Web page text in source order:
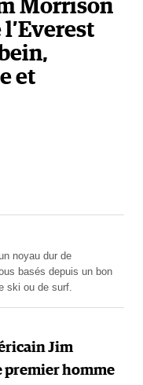
Morrison
et
noyau dur de
basés depuis un bon
ski ou de surf.
Jim
premier homme